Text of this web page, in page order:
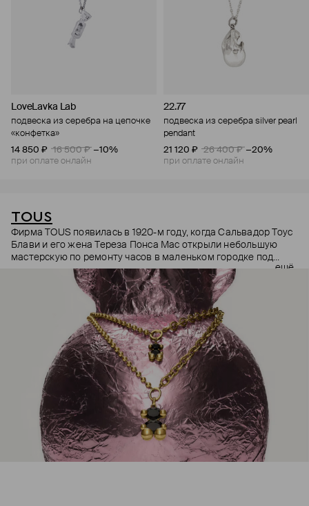
LoveLavka Lab
подвеска из серебра на цепочке
«конфетка»
14 850 ₽
16 500 ₽ −10%
при оплате онлайн
22.77
подвеска из серебра silver pearl
pendant
21 120 ₽
26 400 ₽ −20%
при оплате онлайн
TOUS
Фирма TOUS появилась в 1920-м году, когда Сальвадор Тоус
Блави и его жена Тереза Понса Мас открыли небольшую
мастерскую по ремонту часов в маленьком городке под
Барселоной. Долгое время они занимались только часами:
лишь в 1970-м году сын основателя Сальвадор Тоус Понса и
его жена Роза Ориоль начинают также ремонтировать и
преображать украшения клиентов. Успех был настолько
большим, что в начале 80-х Роза сама начала заниматься
дизайном. Теперь TOUS – известный во всем мире бренд
доступных ювелирных украшений высочайшего качества. А
их культовый медвежонок – настоящий символ нежности и
ещё